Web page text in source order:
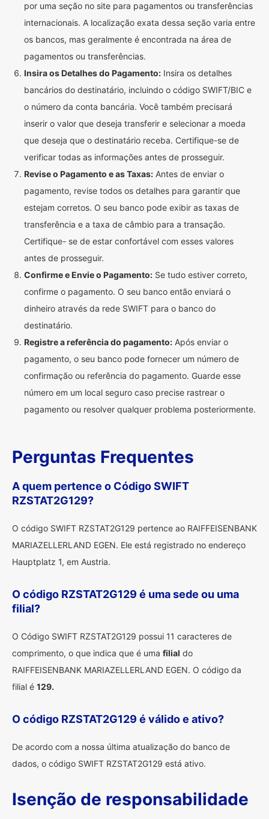
por uma seção no site para pagamentos ou transferências
internacionais. A localização exata dessa seção varia entre
os bancos, mas geralmente é encontrada na área de
pagamentos ou transferências.
Insira os Detalhes do Pagamento: Insira os detalhes
bancários do destinatário, incluindo o código SWIFT/BIC e
o número da conta bancária. Você também precisará
inserir o valor que deseja transferir e selecionar a moeda
que deseja que o destinatário receba. Certifique-se de
verificar todas as informações antes de prosseguir.
Revise o Pagamento e as Taxas: Antes de enviar o
pagamento, revise todos os detalhes para garantir que
estejam corretos. O seu banco pode exibir as taxas de
transferência e a taxa de câmbio para a transação.
Certifique- se de estar confortável com esses valores
antes de prosseguir.
Confirme e Envie o Pagamento: Se tudo estiver correto,
confirme o pagamento. O seu banco então enviará o
dinheiro através da rede SWIFT para o banco do
destinatário.
Registre a referência do pagamento: Após enviar o
pagamento, o seu banco pode fornecer um número de
confirmação ou referência do pagamento. Guarde esse
número em um local seguro caso precise rastrear o
pagamento ou resolver qualquer problema posteriormente.
Perguntas Frequentes
A quem pertence o Código SWIFT
RZSTAT2G129?
O código SWIFT RZSTAT2G129 pertence ao RAIFFEISENBANK
MARIAZELLERLAND EGEN. Ele está registrado no endereço
Hauptplatz 1, em Austria.
O código RZSTAT2G129 é uma sede ou uma
filial?
O Código SWIFT RZSTAT2G129 possui 11 caracteres de
comprimento, o que indica que é uma filial do
RAIFFEISENBANK MARIAZELLERLAND EGEN. O código da
filial é 129.
O código RZSTAT2G129 é válido e ativo?
De acordo com a nossa última atualização do banco de
dados, o código SWIFT RZSTAT2G129 está ativo.
Isenção de responsabilidade